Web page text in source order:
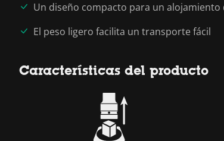
Un diseño compacto para un alojamiento
El peso ligero facilita un transporte fácil
Características del producto